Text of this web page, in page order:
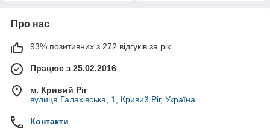
Про нас
93% позитивних з 272 відгуків за рік
Працює з 25.02.2016
м. Кривий Ріг
вулиця Галахівська, 1, Кривий Ріг, Україна
Контакти